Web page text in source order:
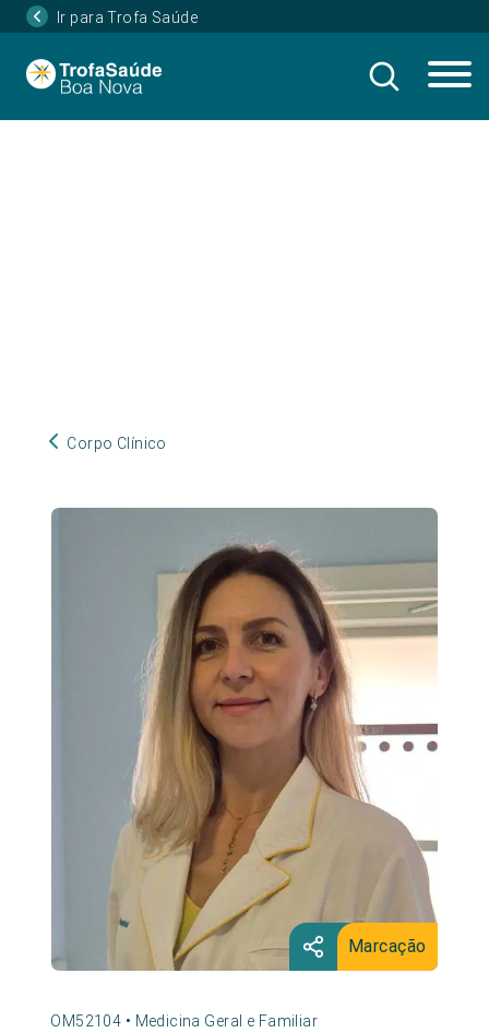
Ir para Trofa Saúde
Corpo Clínico
Marcação
OM52104 • Medicina Geral e Familiar